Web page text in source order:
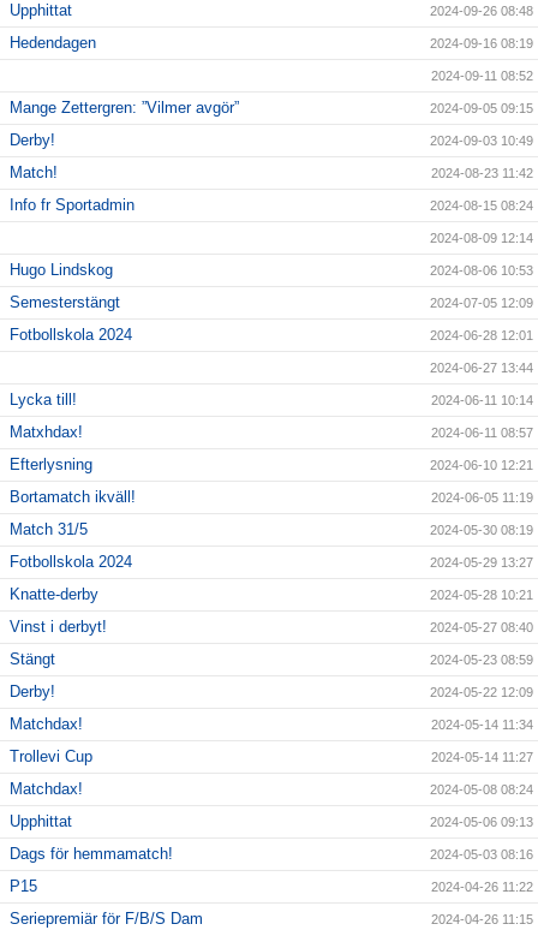
Upphittat 2024-09-26 08:48
Hedendagen 2024-09-16 08:19
2024-09-11 08:52
Mange Zettergren: ”Vilmer avgör” 2024-09-05 09:15
Derby! 2024-09-03 10:49
Match! 2024-08-23 11:42
Info fr Sportadmin 2024-08-15 08:24
2024-08-09 12:14
Hugo Lindskog 2024-08-06 10:53
Semesterstängt 2024-07-05 12:09
Fotbollskola 2024 2024-06-28 12:01
2024-06-27 13:44
Lycka till! 2024-06-11 10:14
Matxhdax! 2024-06-11 08:57
Efterlysning 2024-06-10 12:21
Bortamatch ikväll! 2024-06-05 11:19
Match 31/5 2024-05-30 08:19
Fotbollskola 2024 2024-05-29 13:27
Knatte-derby 2024-05-28 10:21
Vinst i derbyt! 2024-05-27 08:40
Stängt 2024-05-23 08:59
Derby! 2024-05-22 12:09
Matchdax! 2024-05-14 11:34
Trollevi Cup 2024-05-14 11:27
Matchdax! 2024-05-08 08:24
Upphittat 2024-05-06 09:13
Dags för hemmamatch! 2024-05-03 08:16
P15 2024-04-26 11:22
Seriepremiär för F/B/S Dam 2024-04-26 11:15